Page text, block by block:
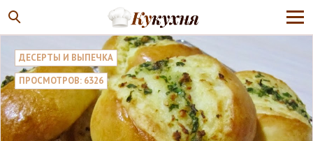
ДЕСЕРТЫ И ВЫПЕЧКА
ПРОСМОТРОВ: 6326